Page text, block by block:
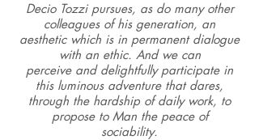
Decio Tozzi pursues, as do many other
colleagues of his generation, an
aesthetic which is in permanent dialogue
with an ethic. And we can
perceive and delightfully participate in
this luminous adventure that dares,
through the hardship of daily work, to
propose to Man the peace of
sociability.